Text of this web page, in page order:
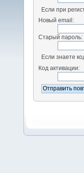
Если при
Новый email:
Старый пароль:
Если знаете
Код активации: